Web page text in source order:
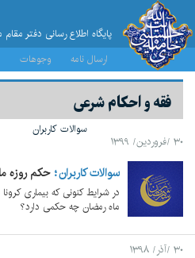
پایگاه اطلاع رسانی دفتر
ارسال نامه
وجوهات
فقه و احکام شرعی
۳۰ /فروردین/ ۱۳۹۹
سوالات کاربران حکم روزه
در شرایط کنونی که بیماری
ماه رمضان چه حکمی دارد؟
۳۰ /آذر/ ۱۳۹۸